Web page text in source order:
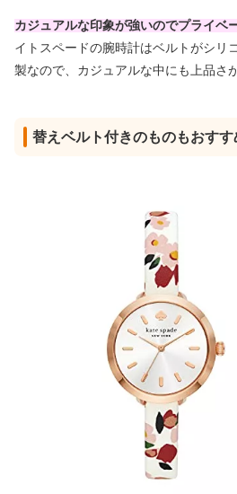
カジュアルな印象が強いのでプライベ
イトスペードの腕時計はベルトがシリ
製なので、カジュアルな中にも上品さ
替えベルト付きのものもおすす